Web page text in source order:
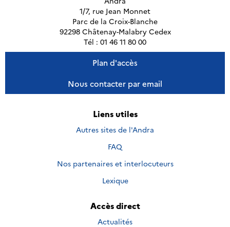
1/7, rue Jean Monnet
Parc de la Croix-Blanche
92298 Châtenay-Malabry Cedex
Tél : 01 46 11 80 00
Plan d'accès
Nous contacter par email
Liens utiles
Autres sites de l'Andra
FAQ
Nos partenaires et interlocuteurs
Lexique
Accès direct
Actualités